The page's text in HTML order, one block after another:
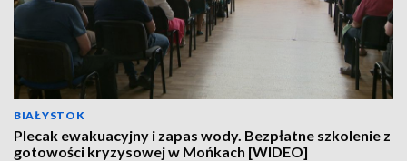
BIAŁYSTOK
Plecak ewakuacyjny i zapas wody. Bezpłatne szkolenie z
gotowości kryzysowej w Mońkach [WIDEO]